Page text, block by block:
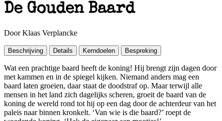
De Gouden Baard
Door Klaas Verplancke
Beschrijving Details Kerndoelen Bespreking
Wat een prachtige baard heeft de koning! Hij brengt zijn dagen door
met kammen en in de spiegel kijken. Niemand anders mag een
baard laten groeien, daar staat de doodstraf op. Maar terwijl alle
mensen in het land zich dagelijks scheren, groeit de baard van de
koning de wereld rond tot hij op een dag door de achterdeur van het
paleis naar binnen kronkelt. ‘Van wie is die baard?’ roept de